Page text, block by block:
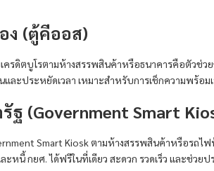
ง (ตู้คีออส)
รดิตบูโรตามห้างสรรพสินค้าหรือธนาคารคือตัว
ะประหยัดเวลา เหมาะสำหรับการเช็กความพร้อม
(Government Smart
Smart Kiosk ตามห้างสรรพสินค้าหรือรถ
นี้ กยศ. ได้ฟรีในที่เดียว สะดวก รวดเร็ว และช่วยป